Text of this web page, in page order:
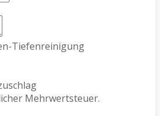
Tiefenreinigung
Mehrwertsteuer.